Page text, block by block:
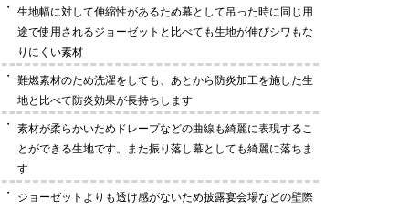
・
生地幅に対して伸縮性があるため幕として吊った時に同じ用
途で使用されるジョーゼットと比べても生地が伸びシワもな
りにくい素材
・
難燃素材のため洗濯をしても、あとから防炎加工を施した生
地と比べて防炎効果が長持ちします
・
素材が柔らかいためドレープなどの曲線も綺麗に表現するこ
とができる生地です。また振り落し幕としても綺麗に落ちま
す
・
ジョーゼットよりも透け感がないため披露宴会場などの壁際